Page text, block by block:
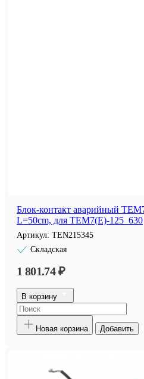
Блок-контакт аварийный
L=50cm, для TEM7(E)-125_630
Артикул: TEN215345
Складская
1 801.74 ₽
В корзину
Новая корзина Добавить